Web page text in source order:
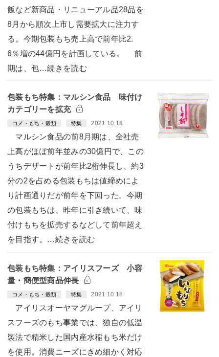
飯など新商品・リニューアル品28品を
8月から順次上市し需要拡大に注力す
る。今期包装もち売上高で前年比2.
6％増の44億円を計画している。 前
期は、包…続きを読む
包装もち特集：マルシン食品 味付け
カテゴリーを拡充
コメ・もち・穀類 特集 2021.10.18
マルシン食品の前8月期は、全社売
上高がほぼ前年並みの30億円で、この
うちデザートが前年比2桁伸長し、約3
分の2を占める包装もちは値締めによ
り計画通りだが前年を下回った。今期
の包装もちは、昨年に引き続いて、味
付けもちを拡売するなどして前年超え
を目指す。…続きを読む
包装もち特集：アイリスフーズ 小容
量・簡便型商品伸長
コメ・もち・穀類 特集 2021.10.18
アイリスオーヤマグループ、アイリ
スフーズのもち事業では、独自の低温
製法で精米した国内産水稲もち米だけ
を使用。消費ニーズにきめ細かく対応